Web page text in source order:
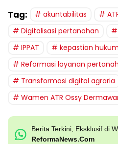
Tag: akuntabilitas
Digitalisasi pertanahan
IPPAT
kepastian hukum
Reformasi layanan
Transformasi digital agraria
Wamen ATR Ossy
Berita Terkini, Eksklusif di
ReformaNews.Com